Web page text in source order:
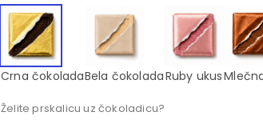
Crna čokoladaBela čokoladaRuby ukus
Želite prskalicu uz čokoladicu?